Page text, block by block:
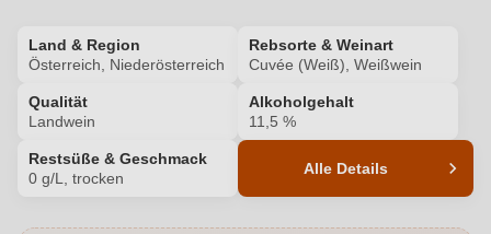
Land & Region
Österreich, Niederösterreich
Rebsorte & Weinart
Cuvée (Weiß), Weißwein
Qualität
Landwein
Alkoholgehalt
11,5 %
Restsüße & Geschmack
0 g/L, trocken
Alle Details